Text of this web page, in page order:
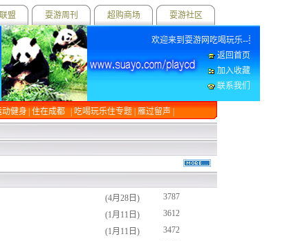
盟 耍游周刊 超购商场 耍游社区
欢迎来到耍游网吃喝玩乐--耍遍大成都！
返回首页
加入收藏
联系我们
动健身 | 住在成都 吃喝玩乐住专题 雁过留声
(4月28日)
3787
(1月11日)
3612
(1月11日)
3472